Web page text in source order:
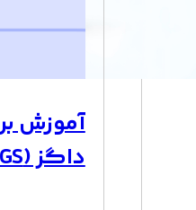
آموزش
داگز (DOGS)